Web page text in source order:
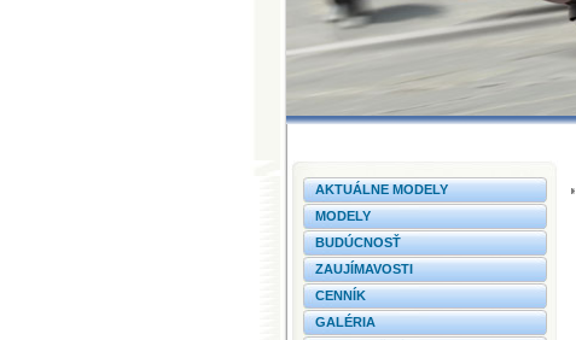
AKTUÁLNE MODELY
MODELY
BUDÚCNOSŤ
ZAUJÍMAVOSTI
CENNÍK
GALÉRIA